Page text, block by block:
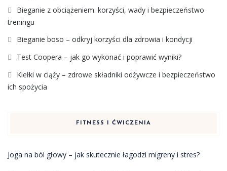
Bieganie z obciążeniem: korzyści, wady i bezpieczeństwo
treningu
Bieganie boso – odkryj korzyści dla zdrowia i kondycji
Test Coopera – jak go wykonać i poprawić wyniki?
Kiełki w ciąży – zdrowe składniki odżywcze i bezpieczeństwo
ich spożycia
FITNESS I ĆWICZENIA
Joga na ból głowy – jak skutecznie łagodzi migreny i stres?